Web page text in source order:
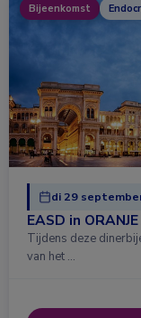
Bijeenkomst
di 29
EASD in
Tijdens deze
van het …